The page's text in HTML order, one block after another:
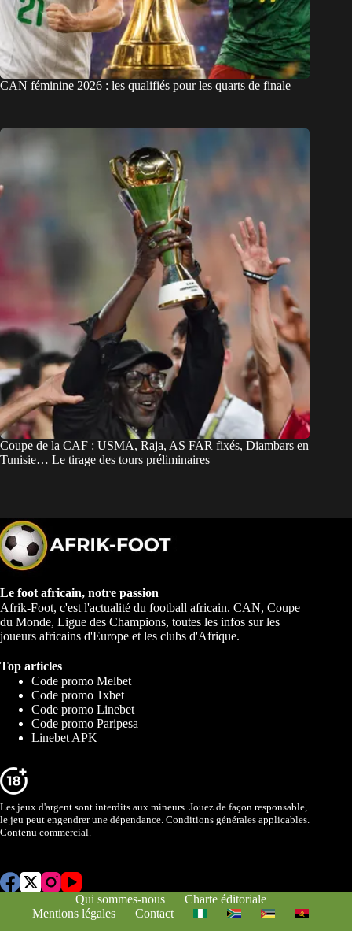
CAN féminine 2026 : les qualifiés pour les quarts de finale
Coupe de la CAF : USMA, Raja, AS FAR fixés, Diambars en
Tunisie… Le tirage des tours préliminaires
Le foot africain, notre passion
Afrik-Foot, c'est l'actualité du football africain. CAN, Coupe
du Monde, Ligue des Champions, toutes les infos sur les
joueurs africains d'Europe et les clubs d'Afrique.
Top articles
Code promo Melbet
Code promo 1xbet
Code promo Linebet
Code promo Paripesa
Linebet APK
Les jeux d'argent sont interdits aux mineurs. Jouez de façon responsable,
le jeu peut engendrer une dépendance. Conditions générales applicables.
Contenu commercial.
Qui sommes-nous
Charte éditoriale
Mentions légales
Contact